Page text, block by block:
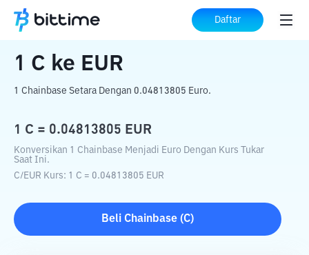
Daftar
Beranda Konverter Kripto EUR
1 C ke EUR
1 Chainbase Setara Dengan 0.04813805 Euro.
1 C = 0.04813805 EUR
Konversikan 1 Chainbase Menjadi Euro Dengan Kurs Tukar
Saat Ini.
C/EUR Kurs: 1 C = 0.04813805 EUR
Beli Chainbase (C)